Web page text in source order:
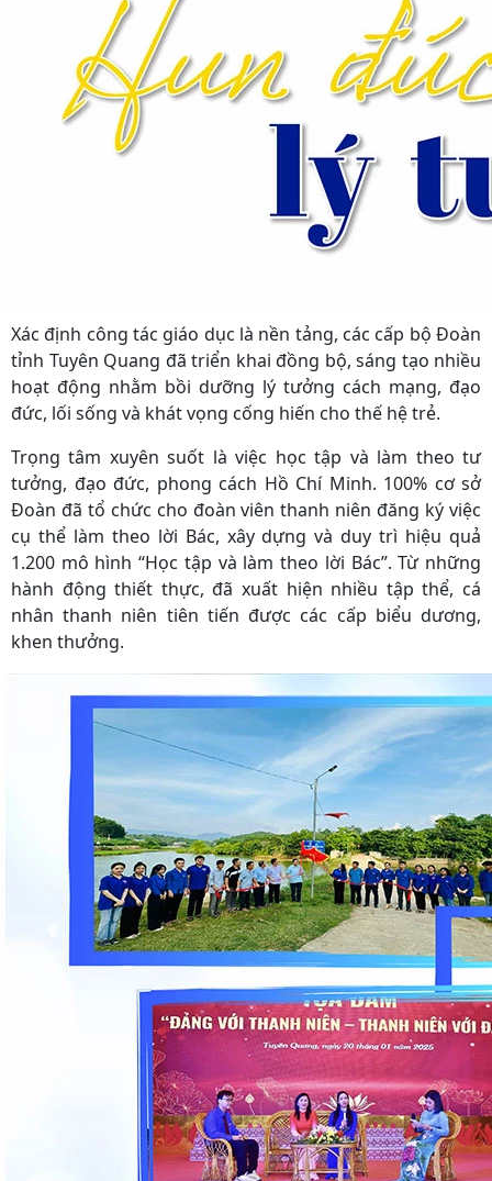
Xác định công tác giáo dục là nền tảng, các cấp bộ Đoàn
tỉnh Tuyên Quang đã triển khai đồng bộ, sáng tạo nhiều
hoạt động nhằm bồi dưỡng lý tưởng cách mạng, đạo
đức, lối sống và khát vọng cống hiến cho thế hệ trẻ.
Trọng tâm xuyên suốt là việc học tập và làm theo tư
tưởng, đạo đức, phong cách Hồ Chí Minh. 100% cơ sở
Đoàn đã tổ chức cho đoàn viên thanh niên đăng ký việc
cụ thể làm theo lời Bác, xây dựng và duy trì hiệu quả
1.200 mô hình “Học tập và làm theo lời Bác”. Từ những
hành động thiết thực, đã xuất hiện nhiều tập thể, cá
nhân thanh niên tiên tiến được các cấp biểu dương,
khen thưởng.